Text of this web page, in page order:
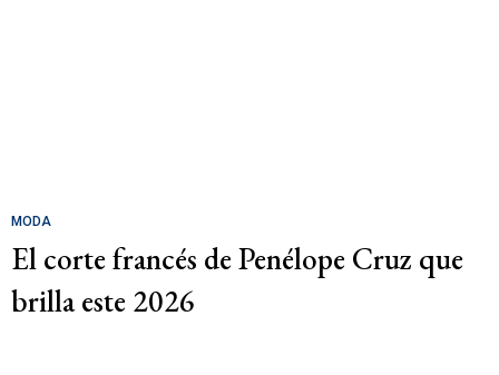
MODA
El corte francés de Penélope Cruz que
brilla este 2026